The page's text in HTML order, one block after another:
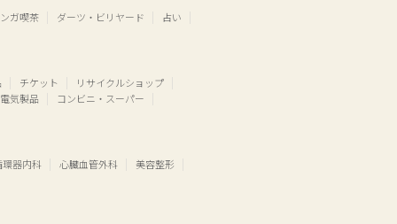
ガ喫茶 ダーツ・ビリヤード 占い
チケット
リサイクルショップ
電気製品
コンビニ・スーパー
環器内科 心臓血管外科 美容整形